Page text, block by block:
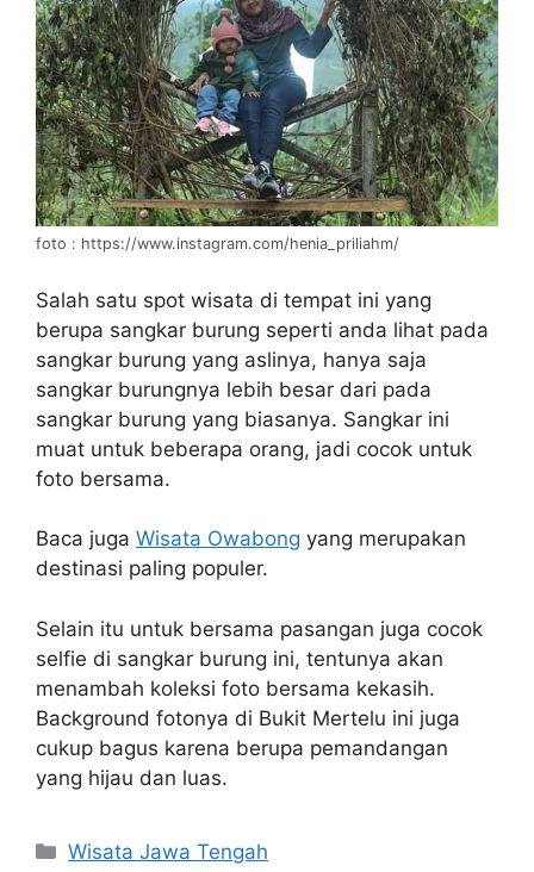
foto : https://www.instagram.com/henia_priliahm/
Salah satu spot wisata di tempat ini yang
berupa sangkar burung seperti anda lihat pada
sangkar burung yang aslinya, hanya saja
sangkar burungnya lebih besar dari pada
sangkar burung yang biasanya. Sangkar ini
muat untuk beberapa orang, jadi cocok untuk
foto bersama.
Baca juga Wisata Owabong yang merupakan
destinasi paling populer.
Selain itu untuk bersama pasangan juga cocok
selfie di sangkar burung ini, tentunya akan
menambah koleksi foto bersama kekasih.
Background fotonya di Bukit Mertelu ini juga
cukup bagus karena berupa pemandangan
yang hijau dan luas.
Categories
Wisata Jawa Tengah